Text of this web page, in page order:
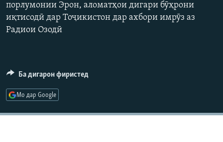
порлумонии Эрон, аломатҳои дигари бӯҳрони
иқтисодӣ дар Тоҷикистон дар ахбори имрӯз аз
Радиои Озодӣ
Ба дигарон фиристед
Мо дар Google